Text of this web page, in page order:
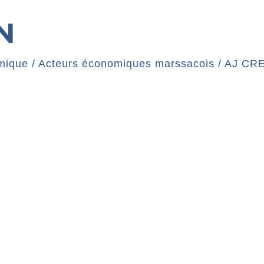
/ Acteurs économiques marssacois / AJ